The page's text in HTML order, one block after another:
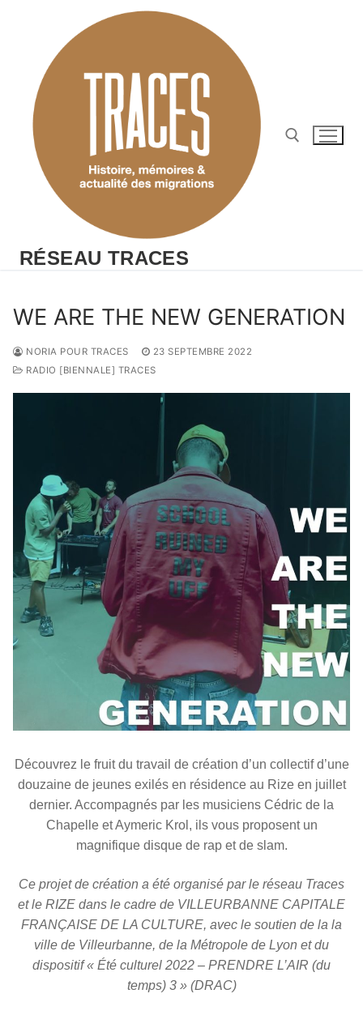
RÉSEAU TRACES
WE ARE THE NEW GENERATION
NORIA POUR TRACES
23 SEPTEMBRE 2022
RADIO [BIENNALE] TRACES
Découvrez le fruit du travail de création d’un collectif d’une
douzaine de jeunes exilés en résidence au Rize en juillet
dernier. Accompagnés par les musiciens Cédric de la
Chapelle et Aymeric Krol, ils vous proposent un
magnifique disque de rap et de slam.
Ce projet de création a été organisé par le réseau Traces
et le RIZE dans le cadre de VILLEURBANNE CAPITALE
FRANÇAISE DE LA CULTURE, avec le soutien de la la
ville de Villeurbanne, de la Métropole de Lyon et du
dispositif « Été culturel 2022 – PRENDRE L’AIR (du
temps) 3 » (DRAC)